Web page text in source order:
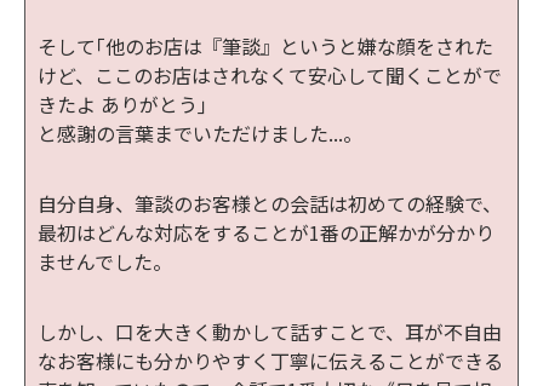
そして｢他のお店は『筆談』というと嫌な顔をされた
けど、ここのお店はされなくて安心して聞くことがで
きたよ ありがとう｣
と感謝の言葉までいただけました...。
自分自身、筆談のお客様との会話は初めての経験で、
最初はどんな対応をすることが1番の正解かが分かり
ませんでした。
しかし、口を大きく動かして話すことで、耳が不自由
なお客様にも分かりやすく丁寧に伝えることができる